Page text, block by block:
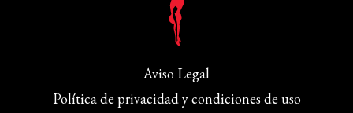
Aviso Legal
Política de privacidad y condiciones de uso